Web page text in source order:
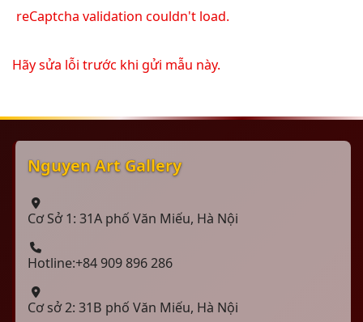
reCaptcha validation couldn't load.
Hãy sửa lỗi trước khi gửi mẫu này.
Nguyen Art Gallery
Cơ Sở 1: 31A phố Văn Miếu, Hà Nội
Hotline:+84 909 896 286
Cơ sở 2: 31B phố Văn Miếu, Hà Nội